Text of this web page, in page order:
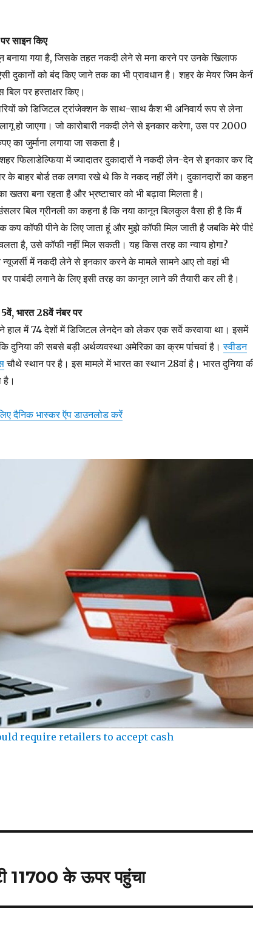
साइन किए
बनाया गया है, जिसके तहत नकदी लेने से मना करने पर उनके खिलाफ
दुकानों को बंद किए जाने तक का भी प्रावधान है। शहर के मेयर जिम
पर हस्ताक्षर किए।
को डिजिटल ट्रांजेक्शन के साथ-साथ कैश भी अनिवार्य रूप से लेना
हो जाएगा। जो कारोबारी नकदी लेने से इनकार करेगा, उस पर 2000
का जुर्माना लगाया जा सकता है।
फिलाडेल्फिया में ज्यादातर दुकादारों ने नकदी लेन-देन से इनकार कर
के बाहर बोर्ड तक लगवा रखे थे कि वे नकद नहीं लेंगे। दुकानदारों का
बना रहता है और भ्रष्टाचार को भी बढ़ावा मिलता है।
बिल ग्रीनली का कहना है कि नया कानून बिलकुल वैसा ही है कि मैं
कप कॉफी पीने के लिए जाता हूं और मुझे कॉफी मिल जाती है जबकि मेरे
है, उसे कॉफी नहीं मिल सकती। यह किस तरह का न्याय होगा?
में नकदी लेने से इनकार करने के मामले सामने आए तो वहां भी
पाबंदी लगाने के लिए इसी तरह का कानून लाने की तैयारी कर ली है।
भारत 28वें नंबर पर
हाल में 74 देशों में डिजिटल लेनदेन को लेकर एक सर्वे करवाया था। इसमें
दुनिया की सबसे बड़ी अर्थव्यवस्था अमेरिका का क्रम पांचवां है।स्वीडन
चौथे स्थान पर है। इस मामले में भारत का स्थान 28वां है। भारत दुनिया
है।
दैनिक भास्कर ऍप डाउनलोड करें
require retailers to accept cash
11700 के ऊपर पहुंचा